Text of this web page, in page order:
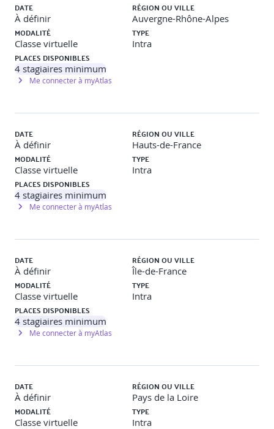
· Clarifier la notion de consentement implicite et explicite.
· Analyser les dérives de l'humour sexiste dans le
quotidien professionnel.
6- Réagir face aux agissements : agir avec
discernement
· Savoir accueillir un signalement de manière sécurisée.
inappropriée.
· Conduire un entretien avec une personne mise en cause
sans s'improviser enquêteur.
7- Se positionner comme référent harcèlement –
Postures et limites
· Les enjeux spécifiques de Référents employeur et CSE
DATE
À définir
RÉGION OU VILLE
Auvergne-Rhône-Alpes
MODALITÉ
Classe virtuelle
TYPE
Intra
PLACES DISPONIBLES
4 stagiaires minimum
Me connecter à myAtlas
DATE
À définir
RÉGION OU VILLE
Hauts-de-France
MODALITÉ
Classe virtuelle
TYPE
Intra
PLACES DISPONIBLES
4 stagiaires minimum
Me connecter à myAtlas
DATE
À définir
RÉGION OU VILLE
Île-de-France
MODALITÉ
Classe virtuelle
TYPE
Intra
PLACES DISPONIBLES
4 stagiaires minimum
Me connecter à myAtlas
DATE
À définir
RÉGION OU VILLE
Pays de la Loire
MODALITÉ
Classe virtuelle
TYPE
Intra